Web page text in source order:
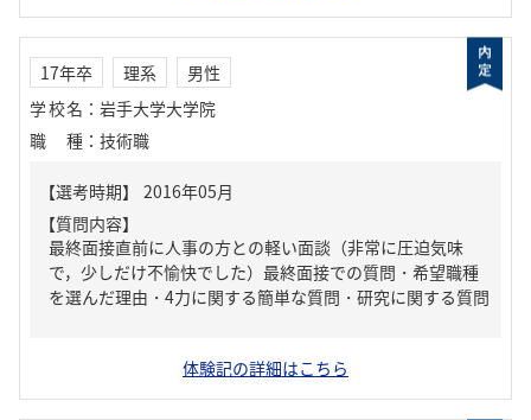
17年卒 理系
男性
学校名 ： 岩手大学大学院
職種 ： 技術職
【質問内容】
最終面接直前に人事の方との軽い面談（非常に圧迫気味
で，少しだけ不愉快でした）最終面接での質問・希望職種
を選んだ理由・4力に関する簡単な質問・研究に関する質問
体験記の詳細はこちら